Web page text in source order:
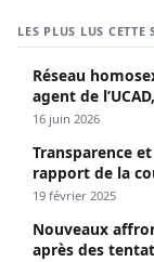
LES PLUS LUS CETTE
Réseau
agent de
propagé le VIH
16 juin 2026
Transparence
rapport de la
19 février 2025
Nouveaux
après des